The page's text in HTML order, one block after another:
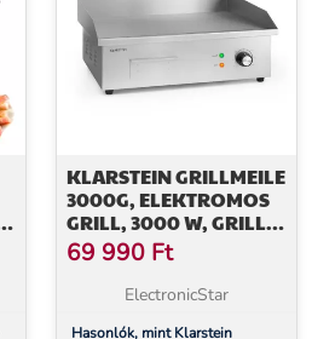
KLARSTEIN GRILLMEILE
3000G, ELEKTROMOS
GRILL, 3000 W, GRILL
LAP, 54,5 X 35 CM, SIMA
69 990 Ft
ElectronicStar
Hasonlók, mint Klarstein